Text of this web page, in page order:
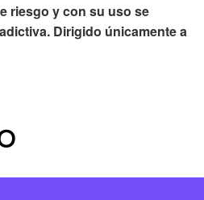
riesgo y con su uso se
Dirigido únicamente a